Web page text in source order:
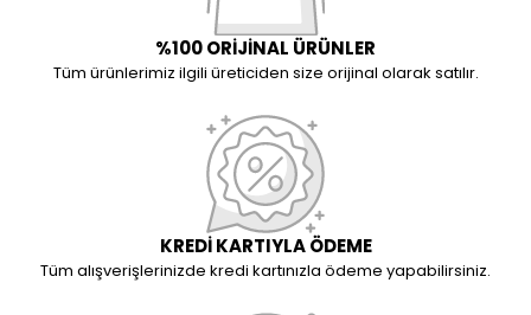
%100 ORİJİNAL ÜRÜNLER
Tüm ürünlerimiz ilgili üreticiden size orijinal olarak satılır.
KREDİ KARTIYLA ÖDEME
Tüm alışverişlerinizde kredi kartınızla ödeme yapabilirsiniz.